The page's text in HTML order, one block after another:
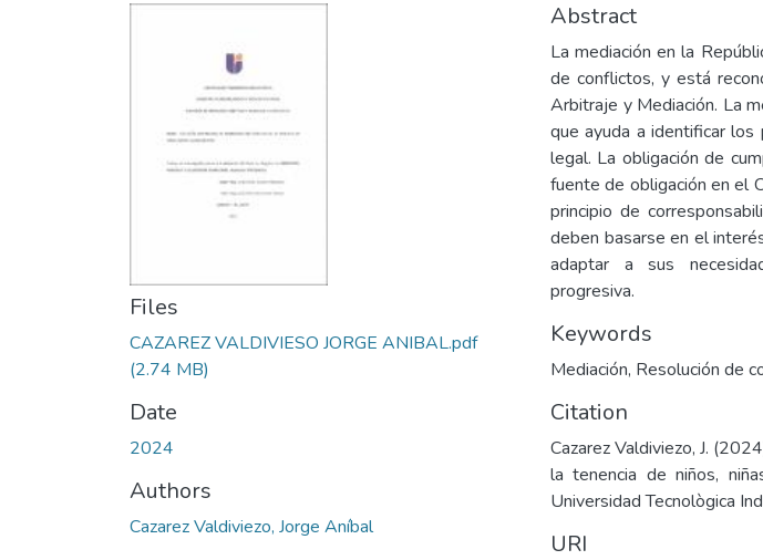
Files
CAZAREZ VALDIVIESO JORGE ANIBAL.pdf
(2.74 MB)
Date
2024
Authors
Cazarez Valdiviezo, Jorge Aníbal
Abstract
La mediación en la
de conflictos, y está
Arbitraje y Mediación. La
que ayuda a identificar
legal. La obligación de
fuente de obligación en el
principio de
deben basarse en el
adaptar a sus
progresiva.
Keywords
Mediación, Resolución de
Citation
Cazarez Valdiviezo, J.
la tenencia de niños,
Universidad Tecnològica
URI